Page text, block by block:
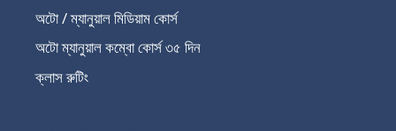
অটো / ম্যানুয়াল মিডিয়াম কোর্স
অটো ম্যানুয়াল কম্বো কোর্স ৩৫ দিন
ক্লাস রুটিং